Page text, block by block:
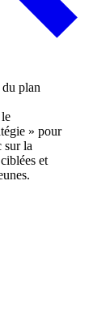
» pour
sur la
et